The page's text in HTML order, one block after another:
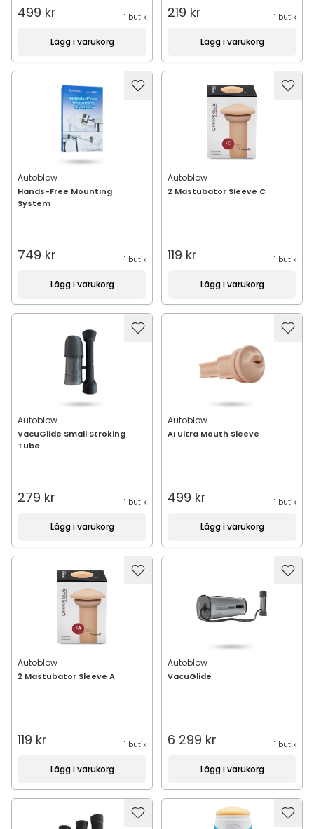
499 kr 1 butik
Lägg i varukorg
219 kr 1 butik
Lägg i varukorg
Autoblow
Hands-Free Mounting
System
749 kr 1 butik
Lägg i varukorg
Autoblow
2 Mastubator Sleeve C
119 kr 1 butik
Lägg i varukorg
Autoblow
VacuGlide Small Stroking
Tube
279 kr 1 butik
Lägg i varukorg
Autoblow
AI Ultra Mouth Sleeve
499 kr 1 butik
Lägg i varukorg
Autoblow
2 Mastubator Sleeve A
119 kr 1 butik
Lägg i varukorg
Autoblow
VacuGlide
6 299 kr 1 butik
Lägg i varukorg